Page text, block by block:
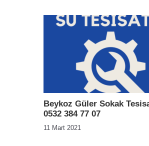
Beykoz Güler Sokak
0532 384 77 07
11 Mart 2021